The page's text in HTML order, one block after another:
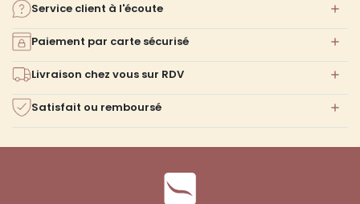
Service client à l'écoute
Paiement par carte sécurisé
Livraison chez vous sur RDV
Satisfait ou remboursé